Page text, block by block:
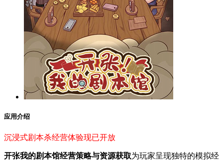
应用介绍
沉浸式剧本杀经营体验现已开放
开张我的剧本馆经营策略与资源获取为玩家呈现独特的模拟经